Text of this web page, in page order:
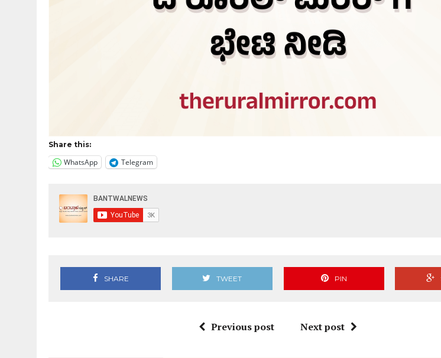
Share this:
WhatsApp Telegram
SHARE TWEET PIN
Previous post Next post